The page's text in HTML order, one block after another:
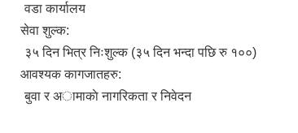
वडा कार्यालय
सेवा शुल्क:
३५ दिन भित्र निःशुल्क (३५ दिन भन्दा पछि रु १००)
आवश्यक कागजातहरु:
बुवा र अामाकाे नागरिकता र निवेदन